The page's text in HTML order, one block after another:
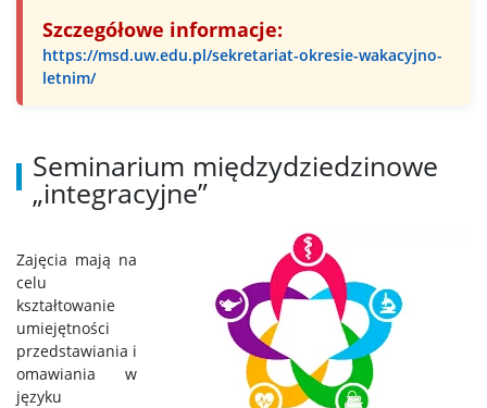
Wydarzenia MSD
Do pobrania
Kontakt
Organizacja roku akademickiego
Szczegółowe informacje:
https://msd.uw.edu.pl/sekretariat-okresie-wakacyjno-
letnim/
Seminarium międzydziedzinowe
„integracyjne”
Zajęcia mają na
celu
kształtowanie
umiejętności
przedstawiania i
omawiania w
języku